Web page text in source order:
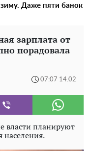
Даже пяти банок
зарплата от
порадовала
07:07 14.02
власти планируют
населения.